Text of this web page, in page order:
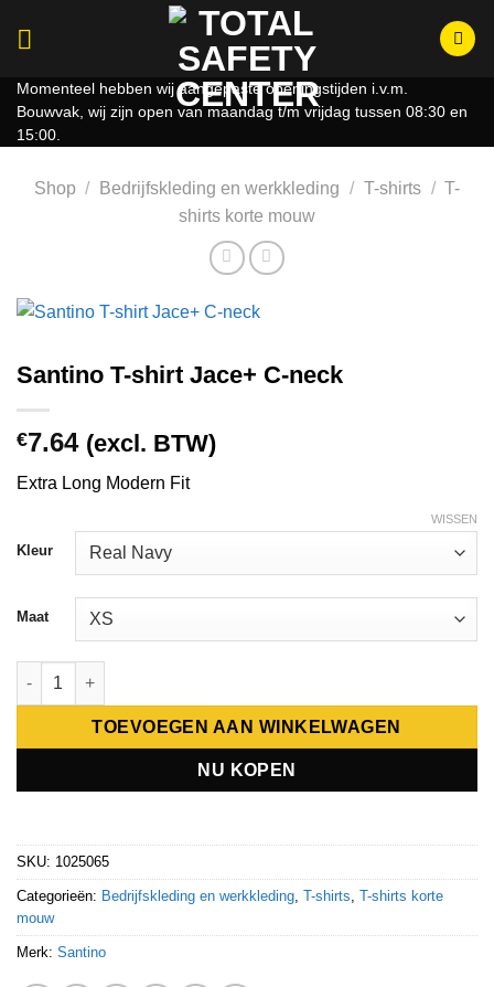
Momenteel hebben wij aangepaste openingstijden i.v.m.
Bouwvak, wij zijn open van maandag t/m vrijdag tussen 08:30 en
15:00.
Shop / Bedrijfskleding en werkkleding / T-shirts / T-
shirts korte mouw
Santino T-shirt Jace+ C-neck
€7.64 (excl. BTW)
Extra Long Modern Fit
Kleur
Maat
WISSEN
Santino T-shirt Jace+ C-neck aantal
TOEVOEGEN AAN WINKELWAGEN
NU KOPEN
SKU: 1025065
Categorieën: Bedrijfskleding en werkkleding T-shirts T-shirts korte
mouw
Merk: Santino